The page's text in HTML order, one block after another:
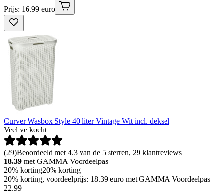
Prijs: 16.99 euro
Curver Wasbox Style 40 liter Vintage Wit incl. deksel
Veel verkocht
(29)Beoordeeld met 4.3 van de 5 sterren, 29 klantreviews
18.39 met GAMMA Voordeelpas
20% korting20% korting
20% korting, voordeelprijs: 18.39 euro met GAMMA Voordeelpas
22.99